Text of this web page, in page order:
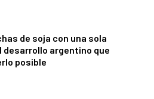
de soja con una sola
desarrollo argentino que
posible